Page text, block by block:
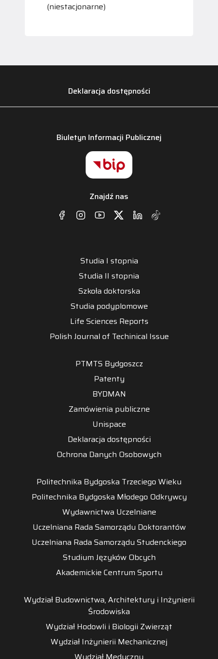
(niestacjonarne)
Deklaracja dostępności
Biuletyn Informacji Publicznej
Znajdź nas
Studia I stopnia
Studia II stopnia
Szkoła doktorska
Studia podyplomowe
Life Sciences Reports
Polish Journal of Techinical Issue
PTMTS Bydgoszcz
Patenty
BYDMAN
Zamówienia publiczne
Unispace
Deklaracja dostępności
Ochrona Danych Osobowych
Politechnika Bydgoska Trzeciego Wieku
Politechnika Bydgoska Młodego Odkrywcy
Wydawnictwa Uczelniane
Uczelniana Rada Samorządu Doktorantów
Uczelniana Rada Samorządu Studenckiego
Studium Języków Obcych
Akademickie Centrum Sportu
Wydział Budownictwa, Architektury i Inżynierii
Środowiska
Wydział Hodowli i Biologii Zwierząt
Wydział Inżynierii Mechanicznej
Wydział Medyczny